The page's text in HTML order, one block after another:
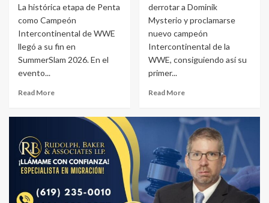
La histórica etapa de Penta
como Campeón
Intercontinental de WWE
llegó a su fin en
SummerSlam 2026. En el
evento...
Read More
derrotar a Dominik
Mysterio y proclamarse
nuevo campeón
Intercontinental de la
WWE, consiguiendo así su
primer...
Read More